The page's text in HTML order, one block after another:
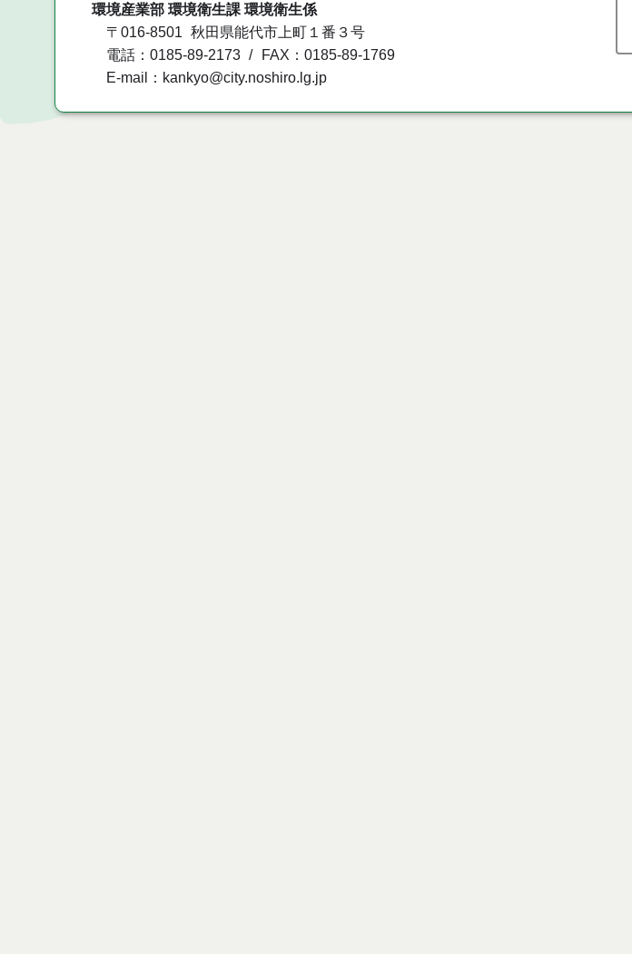
環境産業部 環境衛生課 環境衛生係
〒016-8501
秋田県能代市上町１番３号
電話：0185-89-2173
FAX：0185-89-1769
E-mail：kankyo@city.noshiro.lg.jp